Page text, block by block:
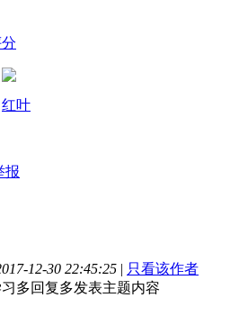
红叶
报
12-30 22:45:25 | 只看该作者
多回复多发表主题内容